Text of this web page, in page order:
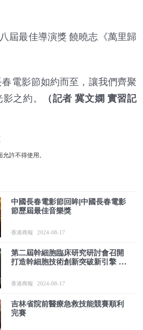
屆最佳導演獎 饒曉志《萬里歸
電影節如約而至，讓我們齊聚
之約。
（記者 冀文嫻 實習記
許不得使用。
中國長春電影節回眸|中國長春電影
節歷屆最佳音樂獎
香港商報 2024-08-17
第二屆幹細胞臨床研究研討會召開
打造幹細胞技術創新突破新引擎 推
香港商報 2024-08-17
吉林省院前醫療急救技能競賽順利
完賽